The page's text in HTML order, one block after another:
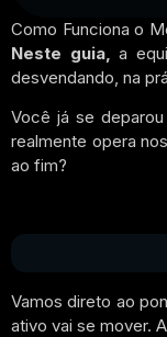
Como Funciona o
Neste guia,
a
desvendando, na
Você já se
realmente opera
ao fim?
Vamos direto ao
ativo vai se mover.